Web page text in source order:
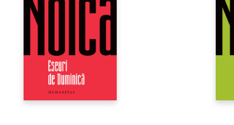
„Uimitor...
pot fi